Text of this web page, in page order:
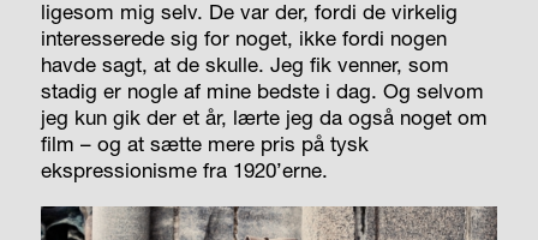
ligesom mig selv. De var der, fordi de virkelig
interesserede sig for noget, ikke fordi nogen
havde sagt, at de skulle. Jeg fik venner, som
stadig er nogle af mine bedste i dag. Og selvom
jeg kun gik der et år, lærte jeg da også noget om
film – og at sætte mere pris på tysk
ekspressionisme fra 1920’erne.